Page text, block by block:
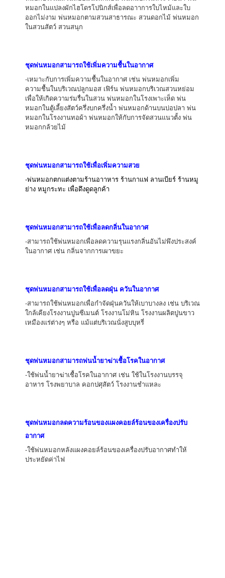
หมอกในแปลงผักไฮโดรโปนิกส์เพื่อลดอาาการใบไหม้และใบ
ออกไม่งาม พ่นหมอกตามสวนสาธารณะ สวนดอกไม้ พ่นหมอก
ในสวนสัตว์ สวนสนุก
ชุดพ่นหมอกสามารถใช้เพิ่มความชื้นในอากาศ
-เหมาะกับการเพิ่มความชื้นในอากาศ เช่น พ่นหมอกเพิ่ม
ความชื้นในบริเวณปลูกมอส เฟิร์น พ่นหมอกบริเวณสวนหย่อม
เพื่อให้เกิดความร่มรื่นในสวน พ่นหมอกในโรงเพาะเห็ด พ่น
หมอกในตู้เลี้ยงสัตว์ครึ่งบกครึ่งน้ำ พ่นหมอกด้านบนบ่อปลา พ่น
หมอกในโรงงานทอผ้า พ่นหมอกให้กับการจัดสวนแนวตั้ง พ่น
หมอกกล้วยไม้
ชุดพ่นหมอกสามารถใช้เพื่อเพิ่มความสวย
-พ่นหมอกตกแต่งตามร้านอาาหาร ร้านกาแฟ ลานเบียร์ ร้านหมู
ย่าง หมูกระทะ เพื่อดึงดูดลูกค้า
ชุดพ่นหมอกสามารถใช้เพื่อลดกลิ่นในอากาศ
-สามารถใช้พ่นหมอกเพื่อลดความรุนแรงกลิ่นอันไม่พึงประสงค์
ในอากาศ เช่น กลิ่นจากการเผาขยะ
ชุดพ่นหมอกสามารถใช้เพื่อลดฝุ่น ควันในอากาศ
-สามารถใช้พ่นหมอกเพื่อกำจัดฝุ่นควันให้เบาบางลง เช่น บริเวณ
ใกล้เคียงโรงงานปูนซีเมนต์ โรงงานโม่หิน โรงงานผลิตปูนขาว
เหมืองแร่ต่างๆ หรือ แม้แต่บริเวณนั่งสูบบุหรี่
ชุดพ่นหมอกสามารถพ่นน้ำยาฆ่าเชื้อโรคในอากาศ
-ใช้พ่นน้ำยาฆ่าเชื้อโรคในอากาศ เช่น ใช้ในโรงงานบรรจุ
อาหาร โรงพยาบาล คอกปศุสัตว์ โรงงานชำแหละ
ชุดพ่นหมอกลดความร้อนของแผงคอยล์ร้อนของเครื่องปรับ
อากาศ
-ใช้พ่นหมอกหลังแผงคอยล์ร้อนของเครื่องปรับอากาศทำให้
ประหยัดค่าไฟ